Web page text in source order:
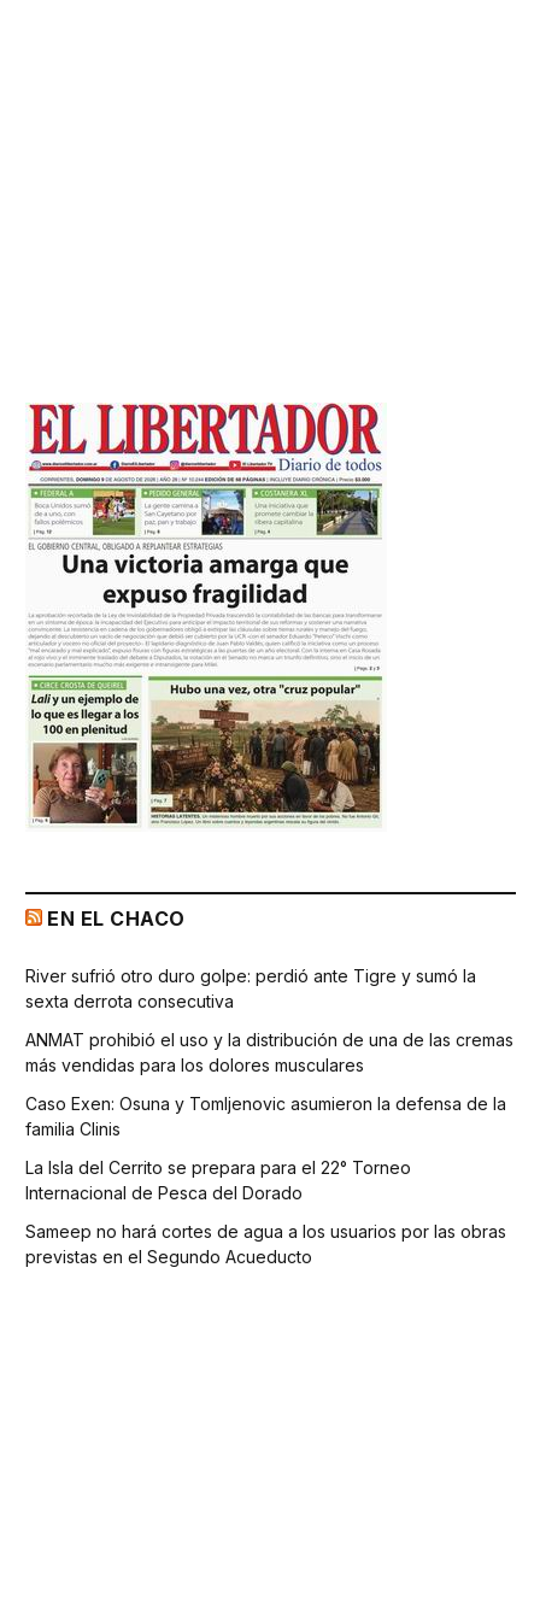
EN EL CHACO
River sufrió otro duro golpe: perdió ante Tigre y sumó la
sexta derrota consecutiva
ANMAT prohibió el uso y la distribución de una de las cremas
más vendidas para los dolores musculares
Caso Exen: Osuna y Tomljenovic asumieron la defensa de la
familia Clinis
La Isla del Cerrito se prepara para el 22° Torneo
Internacional de Pesca del Dorado
Sameep no hará cortes de agua a los usuarios por las obras
previstas en el Segundo Acueducto